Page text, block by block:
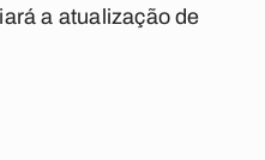
a atualização de